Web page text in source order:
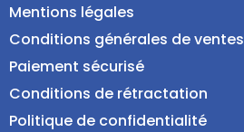
Mentions légales
Conditions générales de ventes
Paiement sécurisé
Conditions de rétractation
Politique de confidentialité